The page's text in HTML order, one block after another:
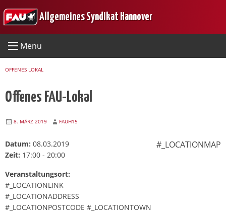
to
Allgemeines Syndikat Hannover
Menu
OFFENES LOKAL
Offenes FAU-Lokal
8. MÄRZ 2019 FAUH15
#_LOCATIONMAP
Datum: 08.03.2019
Zeit: 17:00 - 20:00
Veranstaltungsort:
#_LOCATIONLINK
#_LOCATIONADDRESS
#_LOCATIONPOSTCODE #_LOCATIONTOWN